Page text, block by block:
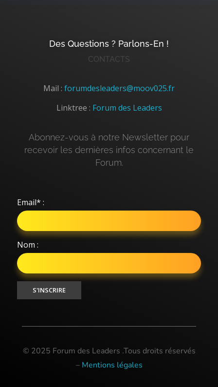
Des Questions ? Parlons-En !
CONTACTS
Mail : forumdesleaders@moov025.fr
Linktree : Forum des Leaders
Abonnez-vous à notre Newsletter pour
recevoir les dernières infos concernant le
Forum.
Email* :
Nom :
© 2025 Forum des Leaders .Tous droits réservés
– Mentions légales